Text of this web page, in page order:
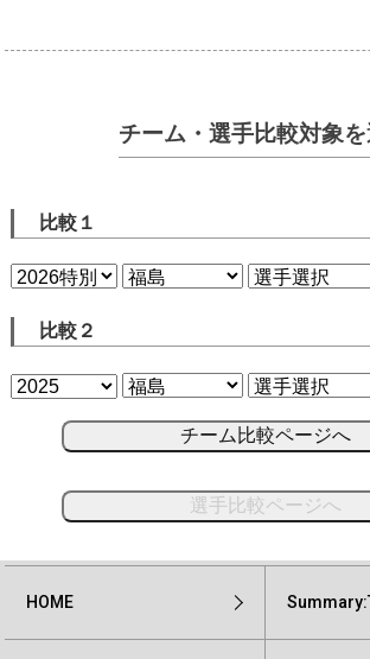
チーム・選手比較対象
比較１
比較２
チーム比較ページへ
選手比較ページへ
HOME